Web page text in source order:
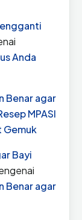
Anda
Benar agar
MPASI
Gemuk
Bayi
Benar agar